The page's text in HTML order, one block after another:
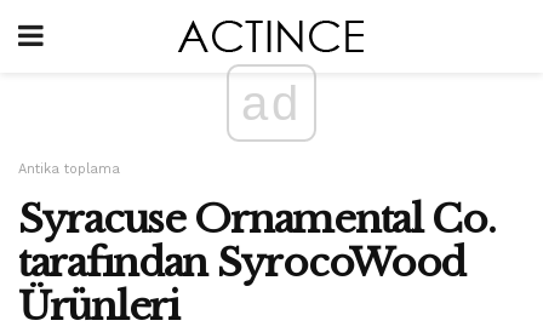
ad
Antika toplama
Syracuse Ornamental Co.
tarafından SyrocoWood
Ürünleri